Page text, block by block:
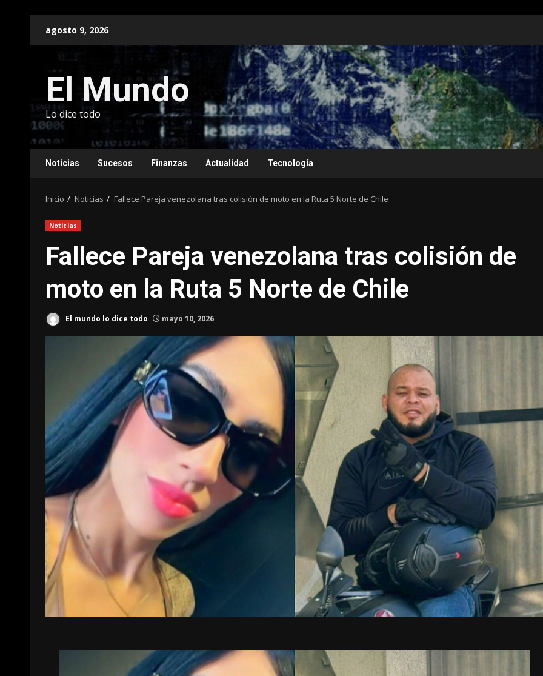
agosto 9, 2026
El Mundo
Lo dice todo
Noticias Sucesos Finanzas Actualidad Tecnología
Inicio Noticias Fallece Pareja venezolana tras colisión de moto en la Ruta 5 Norte de Chile
Noticias
Fallece Pareja venezolana tras colisión de
moto en la Ruta 5 Norte de Chile
El mundo lo dice todo mayo 10, 2026